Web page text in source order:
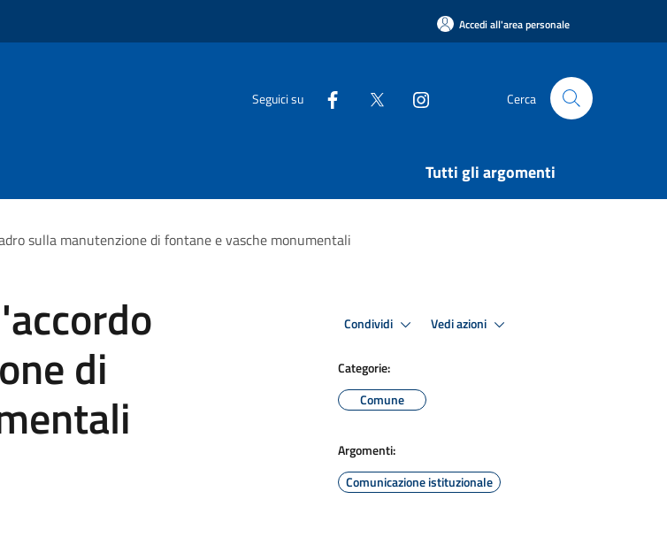
Accedi all'area personale
Seguici su Cerca
Tutti gli argomenti
sulla manutenzione di fontane e vasche monumentali
di
Condividi Vedi azioni
Categorie:
Comune
Argomenti:
Comunicazione istituzionale